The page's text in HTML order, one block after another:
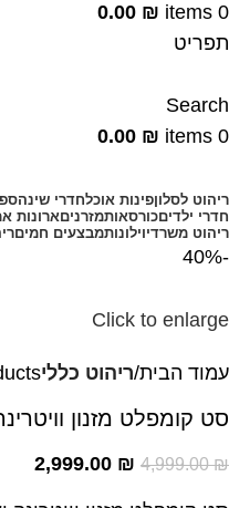
0
items
0.00 ₪
תפריט
Search
0
items
0.00 ₪
ריהוט לסלוןפינות אוכלחדרי שינה
חדרי ילדיםכורסאותמזרניםארונות
ריהוט משרדיוילונותמבצעים חמים
-40%
Click to enlarge
עמוד הבית ריהוט כללי
סט קומפלט מזנון
4,999.00₪
2,999.00 ₪